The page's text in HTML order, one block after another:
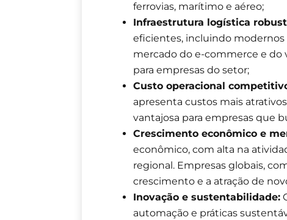
ferrovias, marítimo e aéreo;
Infraestrutura logística
eficientes, incluindo modernos
mercado do e-commerce e
para empresas do setor;
Custo operacional
apresenta custos mais
vantajosa para empresas que
Crescimento econômico e
econômico, com alta na
regional. Empresas globais,
crescimento e a atração de
Inovação e sustentabilidade:
automação e práticas